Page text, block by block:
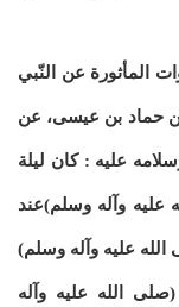
المأثورة عن النّبي
حماد بن عيسى، عن
عليه : كان ليلة
وآله وسلم)عند
عليه وآله وسلم)
الله عليه وآله